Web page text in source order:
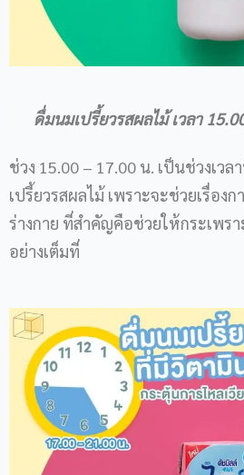
ดื่มนมเปรี้ยวรสผลไม้ เวลา
ช่วง 15.00 – 17.00 น. เป็นช่วงเว
เปรี้ยวรสผลไม้ เพราะจะช่วยเรื่อง
ร่างกาย ที่สำคัญคือช่วยให้กระเพร
อย่างเต็มที่